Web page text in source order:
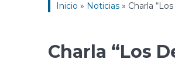
Inicio » Noticias » Charla
Charla “Los